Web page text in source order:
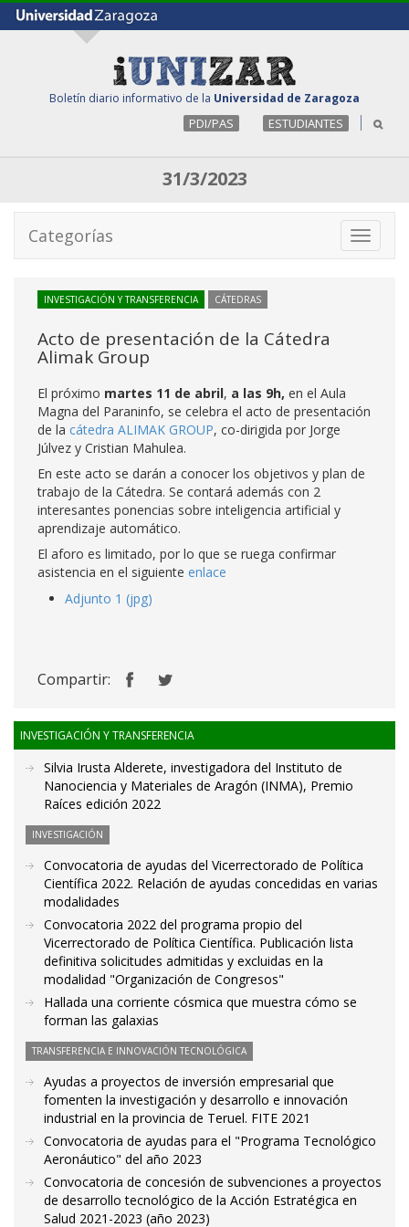
Boletín diario informativo de la Universidad de Zaragoza
PDI/PAS ESTUDIANTES
31/3/2023
Toggle
Categorías
INVESTIGACIÓN Y TRANSFERENCIA CÁTEDRAS
Acto de presentación de la Cátedra
Alimak Group
El próximo martes 11 de abril, a las 9h, en el Aula
Magna del Paraninfo, se celebra el acto de presentación
de la cátedra ALIMAK GROUP, co-dirigida por Jorge
Júlvez y Cristian Mahulea.
En este acto se darán a conocer los objetivos y plan de
trabajo de la Cátedra. Se contará además con 2
interesantes ponencias sobre inteligencia artificial y
aprendizaje automático.
El aforo es limitado, por lo que se ruega confirmar
asistencia en el siguiente enlace
Adjunto 1 (jpg)
Compartir:
INVESTIGACIÓN Y TRANSFERENCIA
Silvia Irusta Alderete, investigadora del Instituto de
Nanociencia y Materiales de Aragón (INMA), Premio
Raíces edición 2022
INVESTIGACIÓN
Convocatoria de ayudas del Vicerrectorado de Política
Científica 2022. Relación de ayudas concedidas en varias
modalidades
Convocatoria 2022 del programa propio del
Vicerrectorado de Política Científica. Publicación lista
definitiva solicitudes admitidas y excluidas en la
modalidad "Organización de Congresos"
Hallada una corriente cósmica que muestra cómo se
forman las galaxias
TRANSFERENCIA E INNOVACIÓN TECNOLÓGICA
Ayudas a proyectos de inversión empresarial que
fomenten la investigación y desarrollo e innovación
industrial en la provincia de Teruel. FITE 2021
Convocatoria de ayudas para el "Programa Tecnológico
Aeronáutico" del año 2023
Convocatoria de concesión de subvenciones a proyectos
de desarrollo tecnológico de la Acción Estratégica en
Salud 2021-2023 (año 2023)